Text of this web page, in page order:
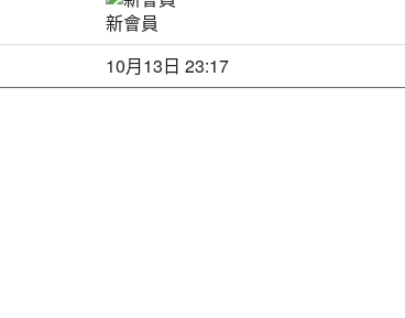
新會員
10月13日 23:17